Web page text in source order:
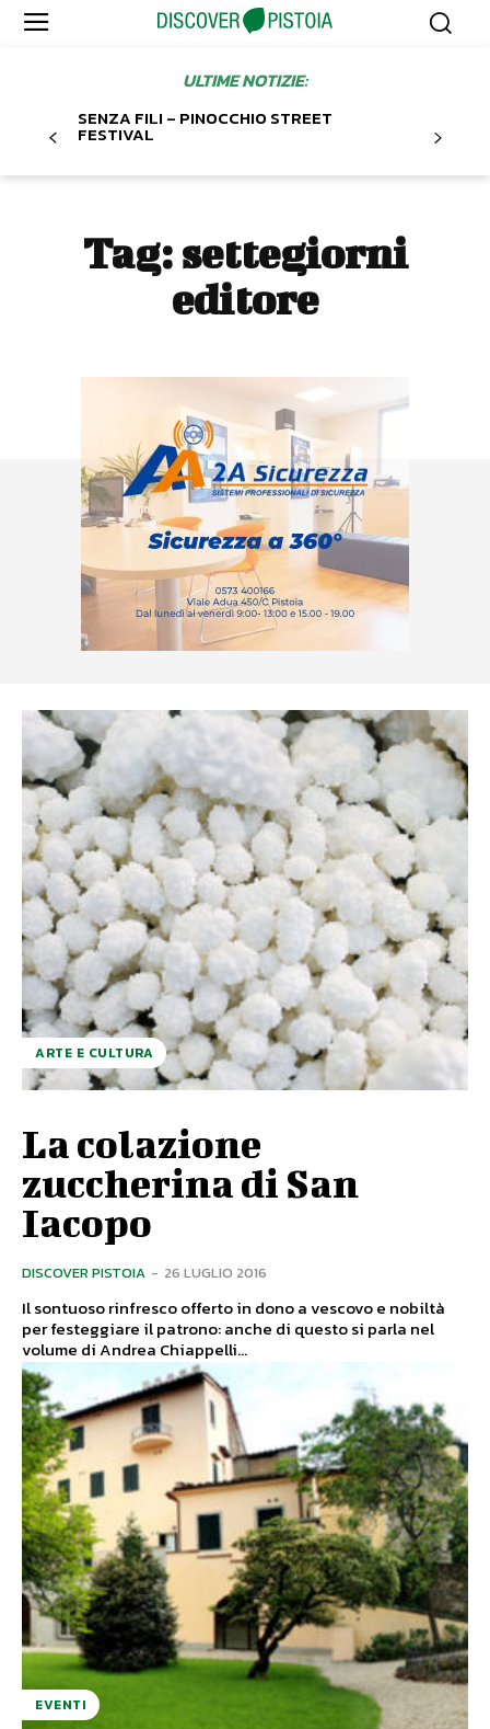
ULTIME NOTIZIE:
SENZA FILI – PINOCCHIO STREET
FESTIVAL
Tag: settegiorni
editore
ARTE E CULTURA
La colazione
zuccherina di San
Iacopo
DISCOVER PISTOIA - 26 LUGLIO 2016
Il sontuoso rinfresco offerto in dono a vescovo e nobiltà
per festeggiare il patrono: anche di questo si parla nel
volume di Andrea Chiappelli...
EVENTI